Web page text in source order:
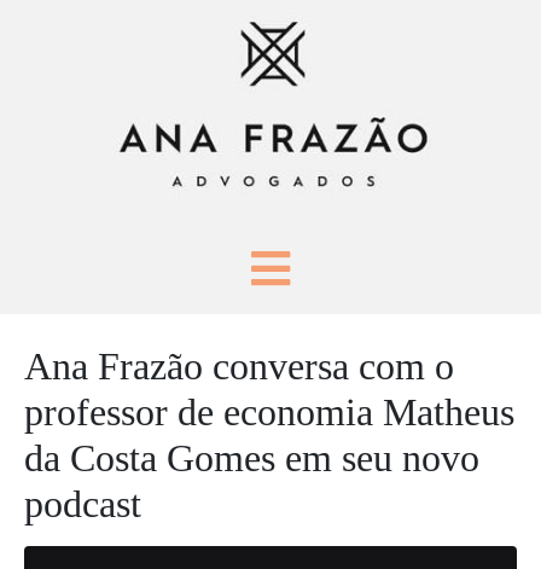
Ana Frazão conversa com o
professor de economia Matheus
da Costa Gomes em seu novo
podcast